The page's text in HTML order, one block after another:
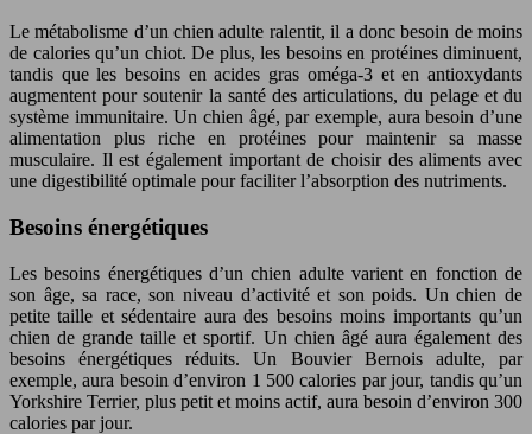
Le métabolisme d’un chien adulte ralentit, il a donc besoin de moins
de calories qu’un chiot. De plus, les besoins en protéines diminuent,
tandis que les besoins en acides gras oméga-3 et en antioxydants
augmentent pour soutenir la santé des articulations, du pelage et du
système immunitaire. Un chien âgé, par exemple, aura besoin d’une
alimentation plus riche en protéines pour maintenir sa masse
musculaire. Il est également important de choisir des aliments avec
une digestibilité optimale pour faciliter l’absorption des nutriments.
Besoins énergétiques
Les besoins énergétiques d’un chien adulte varient en fonction de
son âge, sa race, son niveau d’activité et son poids. Un chien de
petite taille et sédentaire aura des besoins moins importants qu’un
chien de grande taille et sportif. Un chien âgé aura également des
besoins énergétiques réduits. Un Bouvier Bernois adulte, par
exemple, aura besoin d’environ 1 500 calories par jour, tandis qu’un
Yorkshire Terrier, plus petit et moins actif, aura besoin d’environ 300
calories par jour.